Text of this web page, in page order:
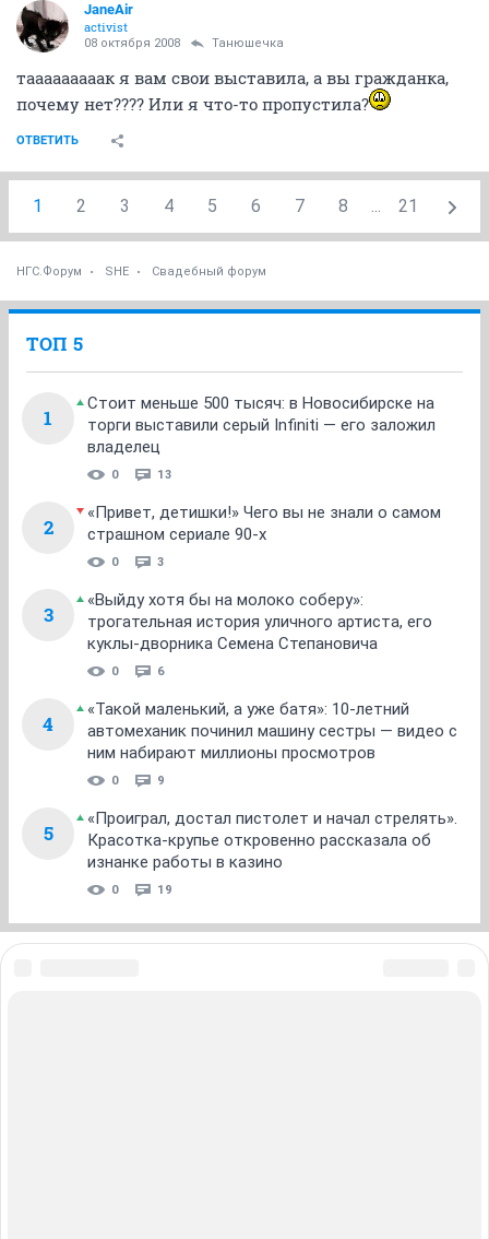
JaneAir
activist
08 октября 2008 Танюшечка
тааааааааак я вам свои выставила, а вы гражданка,
почему нет???? Или я что-то пропустила?
ОТВЕТИТЬ
1 2 3 4 5 6 7 8 ... 21
НГС.Форум SHE Свадебный форум
ТОП 5
1
Стоит меньше 500 тысяч: в Новосибирске на
торги выставили серый Infiniti — его заложил
владелец
0 13
2
«Привет, детишки!» Чего вы не знали о самом
страшном сериале 90-х
0 3
3
«Выйду хотя бы на молоко соберу»:
трогательная история уличного артиста, его
куклы-дворника Семена Степановича
0 6
4
«Такой маленький, а уже батя»: 10-летний
автомеханик починил машину сестры — видео с
ним набирают миллионы просмотров
0 9
5
«Проиграл, достал пистолет и начал стрелять».
Красотка-крупье откровенно рассказала об
изнанке работы в казино
0 19